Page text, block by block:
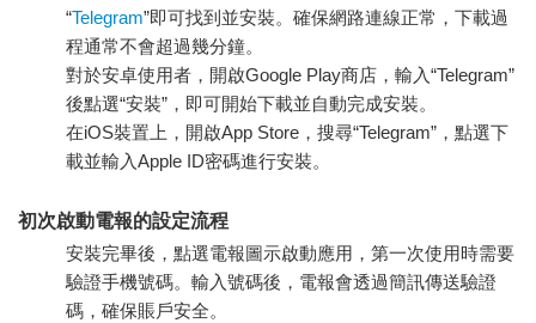
“Telegram”即可找到並安裝。確保網路連線正常，下載過
程通常不會超過幾分鐘。
對於安卓使用者，開啟Google Play商店，輸入“Telegram”
後點選“安裝”，即可開始下載並自動完成安裝。
在iOS裝置上，開啟App Store，搜尋“Telegram”，點選下
載並輸入Apple ID密碼進行安裝。
初次啟動電報的設定流程
安裝完畢後，點選電報圖示啟動應用，第一次使用時需要
驗證手機號碼。輸入號碼後，電報會透過簡訊傳送驗證
碼，確保賬戶安全。